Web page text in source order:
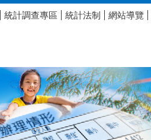
統計調查專區 統計法制 網站導覽